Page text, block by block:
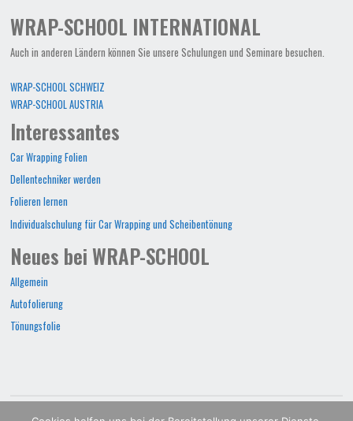
WRAP-SCHOOL INTERNATIONAL
Auch in anderen Ländern können Sie unsere Schulungen und Seminare besuchen.
WRAP-SCHOOL SCHWEIZ
WRAP-SCHOOL AUSTRIA
Interessantes
Car Wrapping Folien
Dellentechniker werden
Folieren lernen
Individualschulung für Car Wrapping und Scheibentönung
Neues bei WRAP-SCHOOL
Allgemein
Autofolierung
Tönungsfolie